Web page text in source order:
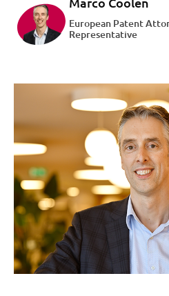
European Patent
Representative